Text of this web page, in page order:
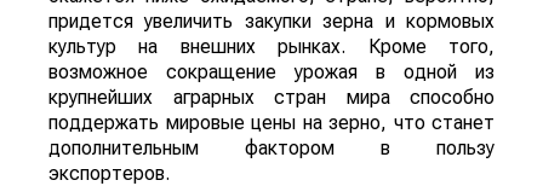
придется увеличить закупки зерна и кормовых
культур на внешних рынках. Кроме того,
возможное сокращение урожая в одной из
крупнейших аграрных стран мира способно
поддержать мировые цены на зерно, что станет
дополнительным фактором в пользу
экспортеров.